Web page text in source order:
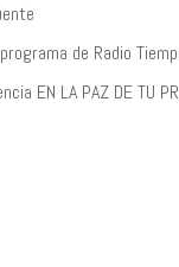
de Radio
EN LA PAZ DE TU